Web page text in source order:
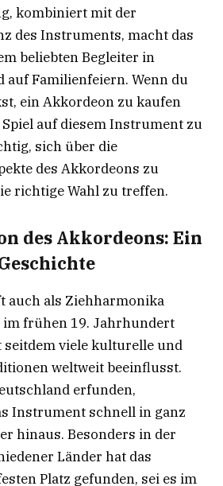
kombiniert mit der
des Instruments, macht das
beliebten Begleiter in
Familienfeiern. Wenn du
ein Akkordeon zu kaufen
auf diesem Instrument zu
sich über die
des Akkordeons zu
richtige Wahl zu treffen.
des Akkordeons: Ein
auch als Ziehharmonika
im frühen 19. Jahrhundert
viele kulturelle und
weltweit beeinflusst.
erfunden,
Instrument schnell in ganz
hinaus. Besonders in der
Länder hat das
Platz gefunden, sei es im